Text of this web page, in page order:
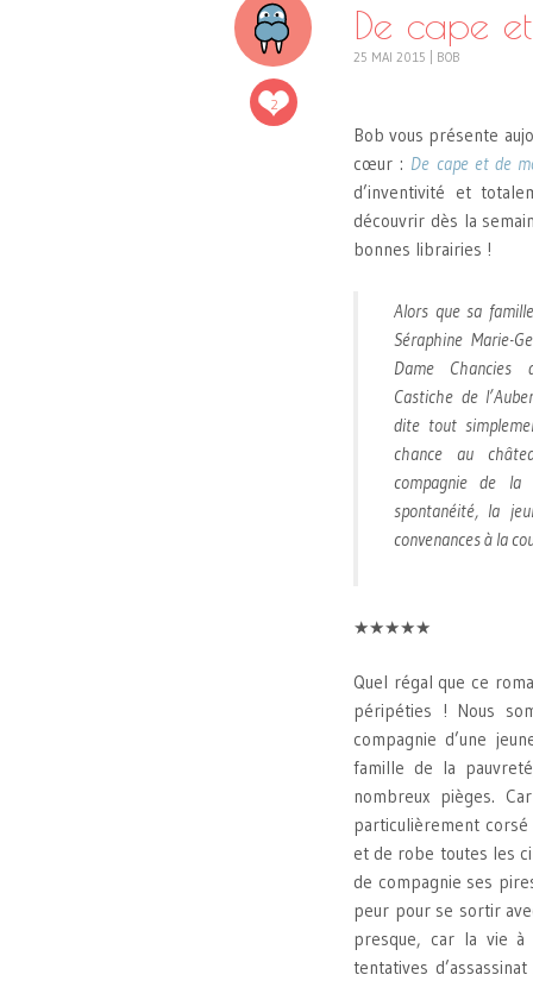
2
De cape
25 MAI 2015 BOB
Bob vous présente
cœur : De cape et de
d’inventivité et
découvrir dès la
bonnes librairies !
Alors que sa
Séraphine Marie-
Dame Chancies
Castiche de
dite tout
chance au
compagnie de
spontanéité, la
convenances à la
★★★★★
Quel régal que ce
péripéties ! Nous
compagnie d’une
famille de la
nombreux pièges.
particulièrement
et de robe toutes les
de compagnie ses
peur pour se sortir
presque, car la vie
tentatives